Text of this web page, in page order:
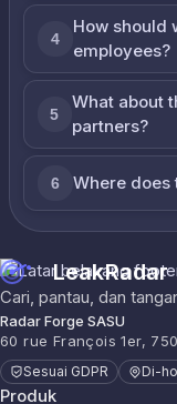
4
How should
employees?
5
What about
partners?
6 Where does
LeakRadar
Cari, pantau, dan
Radar Forge SASU
60 rue François 1er,
Sesuai GDPR Di-
Produk